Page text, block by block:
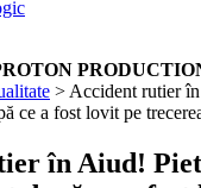
> Accident rutier
ce a fost lovit pe
în Aiud!